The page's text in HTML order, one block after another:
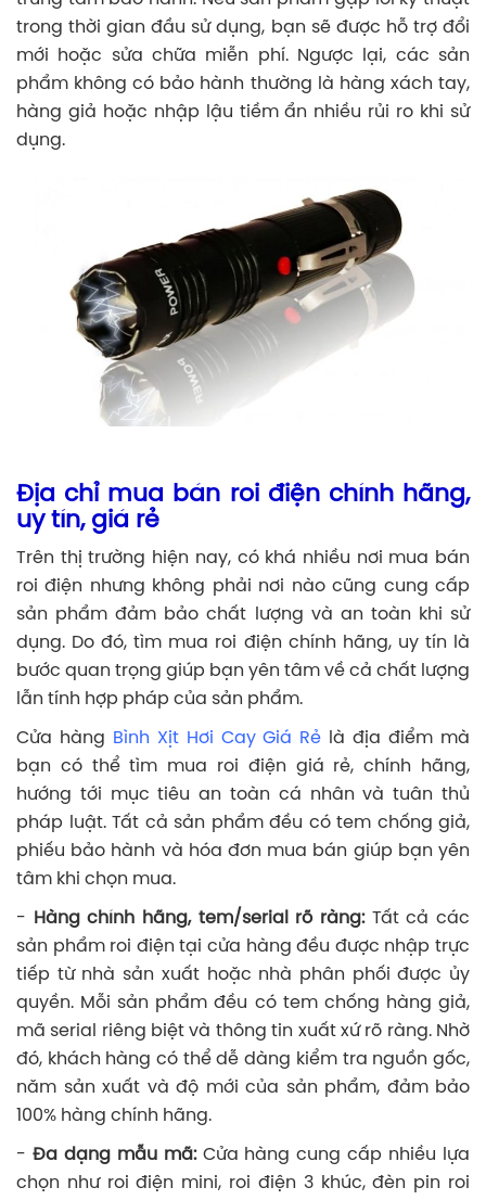
trong thời gian đầu sử dụng, bạn sẽ được hỗ trợ đổi
mới hoặc sửa chữa miễn phí. Ngược lại, các sản
phẩm không có bảo hành thường là hàng xách tay,
hàng giả hoặc nhập lậu tiềm ẩn nhiều rủi ro khi sử
dụng.
Địa chỉ mua bán roi điện chính hãng,
uy tín, giá rẻ
Trên thị trường hiện nay, có khá nhiều nơi mua bán
roi điện nhưng không phải nơi nào cũng cung cấp
sản phẩm đảm bảo chất lượng và an toàn khi sử
dụng. Do đó, tìm mua roi điện chính hãng, uy tín là
bước quan trọng giúp bạn yên tâm về cả chất lượng
lẫn tính hợp pháp của sản phẩm.
Cửa hàng Bình Xịt Hơi Cay Giá Rẻ là địa điểm mà
bạn có thể tìm mua roi điện giá rẻ, chính hãng,
hướng tới mục tiêu an toàn cá nhân và tuân thủ
pháp luật. Tất cả sản phẩm đều có tem chống giả,
phiếu bảo hành và hóa đơn mua bán giúp bạn yên
tâm khi chọn mua.
- Hàng chính hãng, tem/serial rõ ràng:Tất cả các
sản phẩm roi điện tại cửa hàng đều được nhập trực
tiếp từ nhà sản xuất hoặc nhà phân phối được ủy
quyền. Mỗi sản phẩm đều có tem chống hàng giả,
mã serial riêng biệt và thông tin xuất xứ rõ ràng. Nhờ
đó, khách hàng có thể dễ dàng kiểm tra nguồn gốc,
năm sản xuất và độ mới của sản phẩm, đảm bảo
100% hàng chính hãng.
- Đa dạng mẫu mã:Cửa hàng cung cấp nhiều lựa
chọn như roi điện mini, roi điện 3 khúc, đèn pin roi